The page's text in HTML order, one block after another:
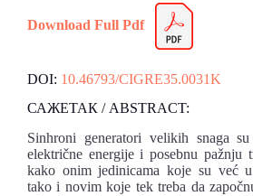
Download Full Pdf
DOI: 10.46793/CIGRE35.0031K
САЖЕТАК / ABSTRACT:
Sinhroni generatori velikih snaga
električne energije i posebnu pažnju
kako onim jedinicama koje su već u
tako i novim koje tek treba da